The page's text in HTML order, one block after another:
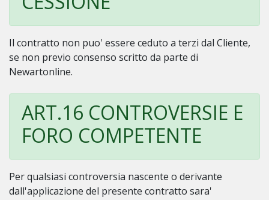
Il contratto non puo' essere ceduto a terzi dal Cliente,
se non previo consenso scritto da parte di
Newartonline.
ART.16 CONTROVERSIE E
FORO COMPETENTE
Per qualsiasi controversia nascente o derivante
dall'applicazione del presente contratto sara'